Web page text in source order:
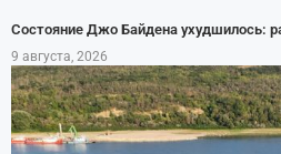
Состояние Джо Байдена ухудшилось:
9 августа, 2026